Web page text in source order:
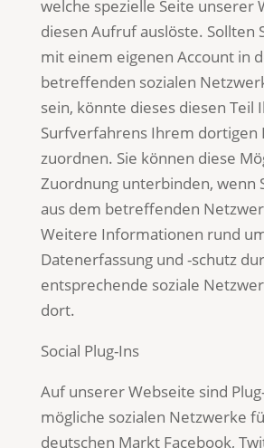
welche spezielle Seite unserer
diesen Aufruf auslöste. Sollten
mit einem eigenen Account in
betreffenden sozialen
sein, könnte dieses diesen Teil
Surfverfahrens Ihrem dortigen
zuordnen. Sie können diese
Zuordnung unterbinden, wenn
aus dem betreffenden
Weitere Informationen rund
Datenerfassung und -schutz
entsprechende soziale
dort.
Social Plug-Ins
Auf unserer Webseite sind
mögliche sozialen Netzwerke
deutschen Markt Facebook,